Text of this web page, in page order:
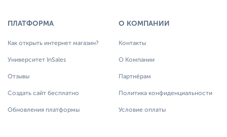
ПЛАТФОРМА
Как открыть интернет магазин?
Университет InSales
Отзывы
Создать сайт бесплатно
Обновления платформы
О КОМПАНИИ
Контакты
О Компании
Партнёрам
Политика конфиденциальности
Условие оплаты